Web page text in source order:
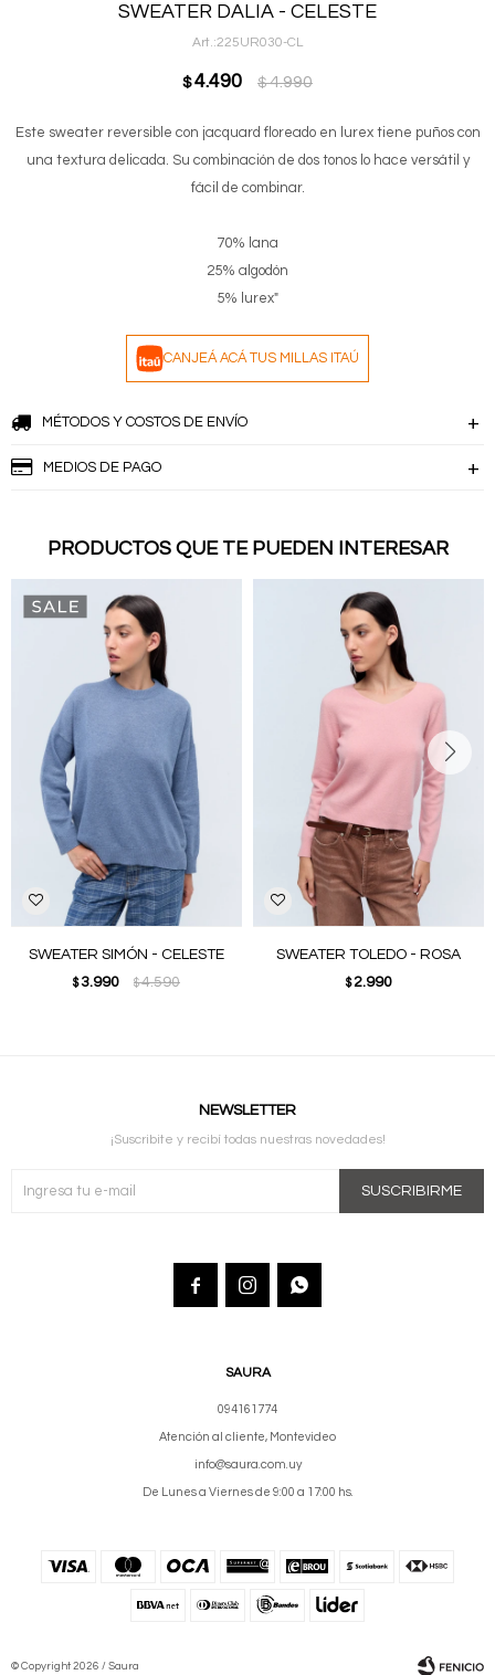
SWEATER DALIA - CELESTE
225UR030-CL
$ 4.490 $ 4.990
Este sweater reversible con jacquard floreado en lurex tiene puños con
una textura delicada. Su combinación de dos tonos lo hace versátil y
fácil de combinar.
70% lana
25% algodón
5% lurex"
CANJEÁ ACÁ TUS MILLAS ITAÚ
MÉTODOS Y COSTOS DE ENVÍO
MEDIOS DE PAGO
PRODUCTOS QUE TE PUEDEN INTERESAR
SWEATER SIMÓN - CELESTE
$3.990 $4.590
SWEATER TOLEDO - ROSA
$ 2.990
SAURA
094161774
Atención al cliente, Montevideo
info@saura.com.uy
De Lunes a Viernes de 9:00 a 17:00 hs.
NEWSLETTER
¡Suscribite y recibí todas nuestras novedades!
SUSCRIBIRME
  
© Copyright 2026 / Saura